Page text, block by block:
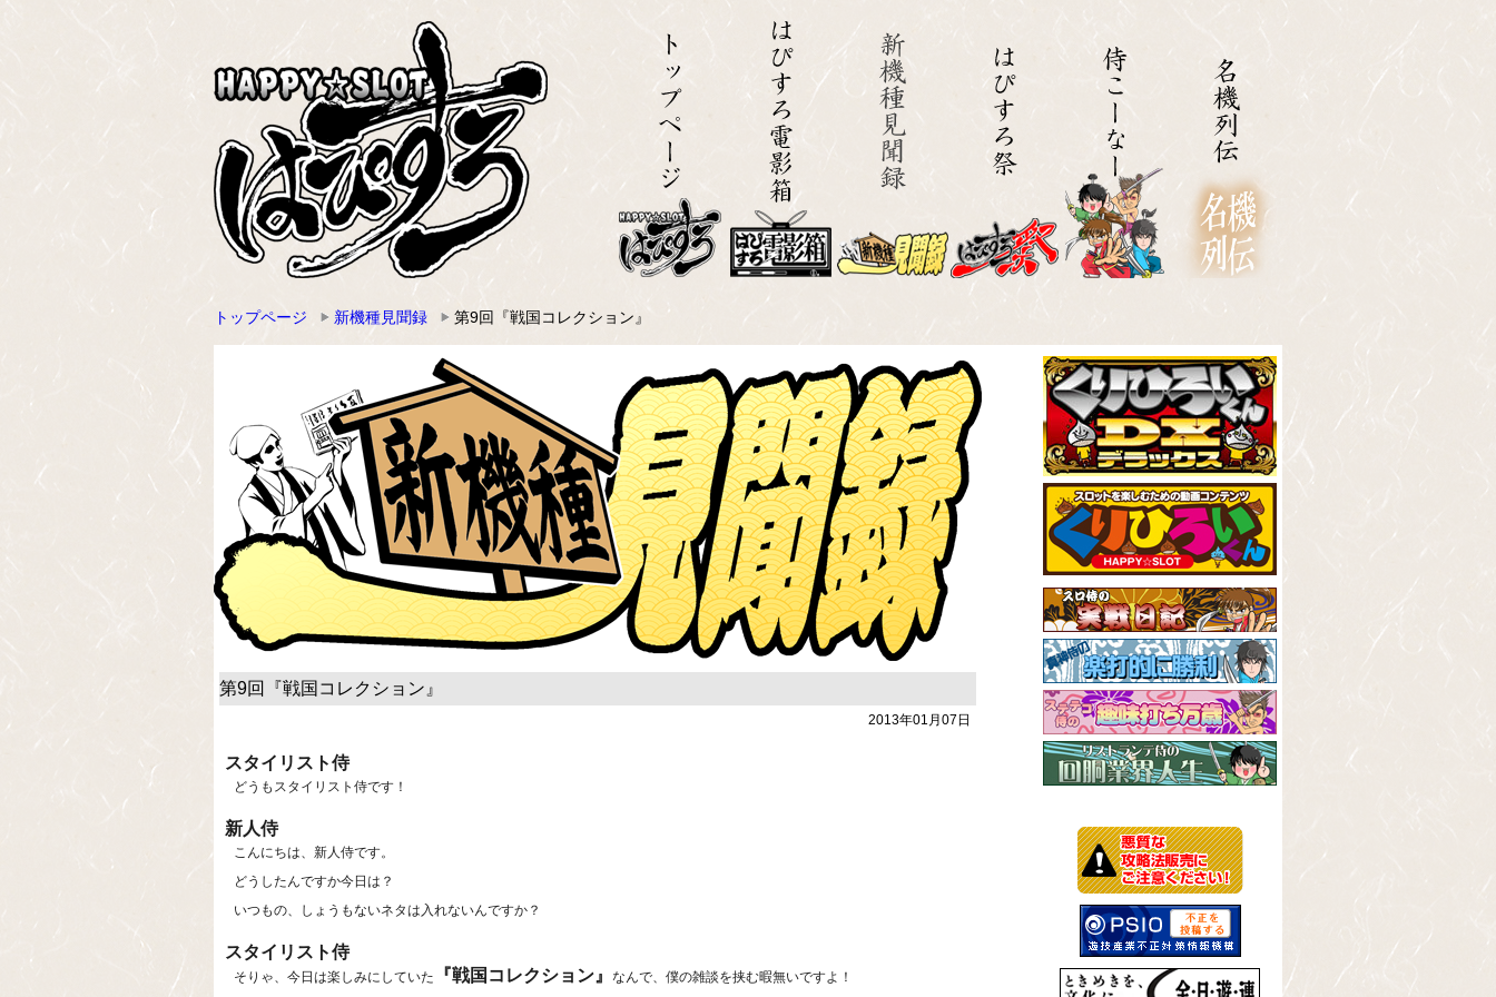
トップページ 新機種見聞録 第9回『戦国コレクション』
第9回『戦国コレクション』
2013年01月07日
スタイリスト侍
どうもスタイリスト侍です！
新人侍
こんにちは、新人侍です。
どうしたんですか今日は？
いつもの、しょうもないネタは入れないんですか？
スタイリスト侍
そりゃ、今日は楽しみにしていた 『戦国コレクション』 なんで、僕の雑談を挟む暇無いですよ！